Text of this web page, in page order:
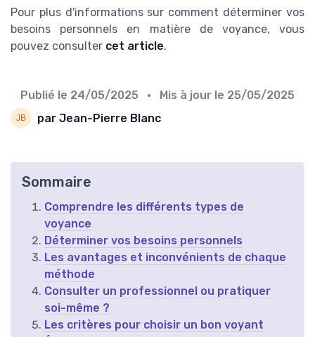
Pour plus d'informations sur comment déterminer vos
besoins personnels en matière de voyance, vous
pouvez consulter cet article.
Publié le 24/05/2025 • Mis à jour le 25/05/2025
par Jean-Pierre Blanc
Sommaire
Comprendre les différents types de
voyance
Déterminer vos besoins personnels
Les avantages et inconvénients de chaque
méthode
Consulter un professionnel ou pratiquer
soi-même ?
Les critères pour choisir un bon voyant